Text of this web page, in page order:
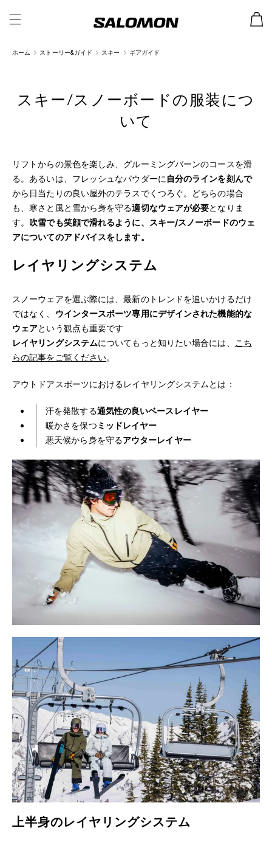
ー
ホーム ストーリー&ガイド スキー ギアガイド
スキー/スノーボードの服装につ
いて
リフトからの景色を楽しみ、グルーミングバーンのコースを滑
る。あるいは、フレッシュなパウダーに 自分のラインを刻んで
から日当たりの良い屋外のテラスでくつろぐ。どちらの場合
も、寒さと風と雪から身を守る適切なウェアが必要となりま
す。 吹雪でも笑顔で滑れるように、スキー/スノーボードのウェ
アについてのアドバイスをします。
レイヤリングシステム
スノーウェアを選ぶ際には、最新のトレンドを追いかけるだけ
ではなく、 ウインタースポーツ専用にデザインされた機能的な
ウェアという観点も重要です
レイヤリングシステムについてもっと知りたい場合には、
こち
らの記事をご覧ください。
アウトドアスポーツにおけるレイヤリングシステムとは：
汗を発散する通気性の良いベースレイヤー
暖かさを保つ ミッドレイヤー
悪天候から身を守るアウターレイヤー
上半身のレイヤリングシステム